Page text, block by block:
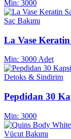
Min: 3000
Saç Bakımı
La Vase
Min: 3000 Adet
Detoks & Sindirim
Pepdidan 30
Min: 3000
Vücut Bakımı